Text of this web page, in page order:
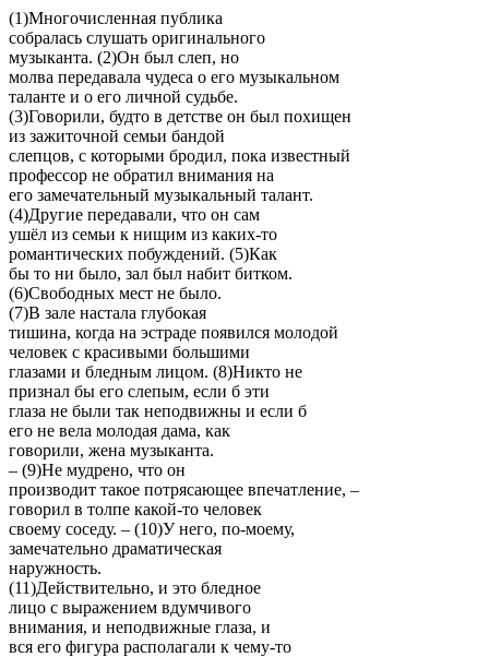
(1)Многочисленная публика
собралась слушать оригинального
музыканта. (2)Он был слеп, но
молва передавала чудеса о его музыкальном
таланте и о его личной судьбе.
(3)Говорили, будто в детстве он был похищен
из зажиточной семьи бандой
слепцов, с которыми бродил, пока известный
профессор не обратил внимания на
его замечательный музыкальный талант.
(4)Другие передавали, что он сам
ушёл из семьи к нищим из каких-то
романтических побуждений. (5)Как
бы то ни было, зал был набит битком.
(6)Свободных мест не было.
(7)В зале настала глубокая
тишина, когда на эстраде появился молодой
человек с красивыми большими
глазами и бледным лицом. (8)Никто не
признал бы его слепым, если б эти
глаза не были так неподвижны и если б
его не вела молодая дама, как
говорили, жена музыканта.
– (9)Не мудрено, что он
производит такое потрясающее впечатление, –
говорил в толпе какой-то человек
своему соседу. – (10)У него, по-моему,
замечательно драматическая
наружность.
(11)Действительно, и это бледное
лицо с выражением вдумчивого
внимания, и неподвижные глаза, и
вся его фигура располагали к чему-то